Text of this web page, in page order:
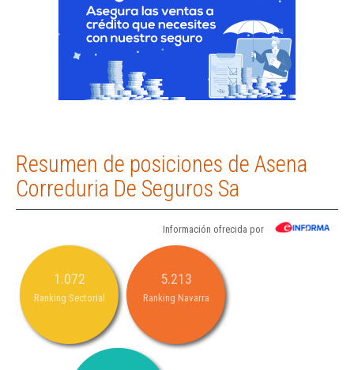
Resumen de posiciones de Asena
Correduria De Seguros Sa
Información ofrecida por
1.072
Ranking Sectorial
5.213
Ranking Navarra